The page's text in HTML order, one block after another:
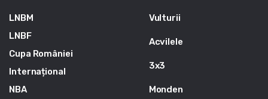
LNBM
LNBF
Cupa României
Internațional
NBA
Vulturii
Acvilele
3x3
Monden